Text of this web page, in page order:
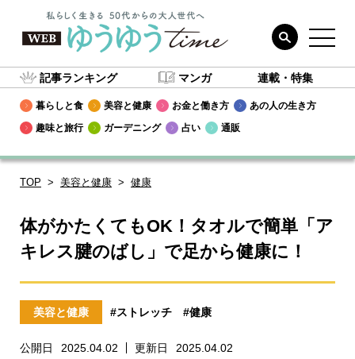
記事ランキング マンガ 連載・特集
暮らしと食 美容と健康 お金と働き方
あの人の生き方
趣味と旅行
ガーデニング 占い 通販
TOP 美容と健康 健康
体がかたくてもOK！タオルで簡単「ア
キレス腱のばし」で足から健康に！
美容と健康 #ストレッチ #健康
公開日 2025.04.02 更新日
2025.04.02